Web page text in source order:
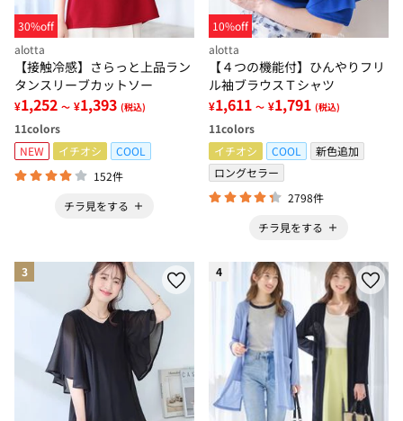
30%off
alotta
【接触冷感】さらっと上品ラン
タンスリーブカットソー
¥1,252 ～ ¥1,393 (税込)
11colors
NEW
イチオシ
COOL
152件
チラ見をする
10%off
alotta
【４つの機能付】ひんやりフリ
ル袖ブラウスＴシャツ
¥1,611 ～ ¥1,791 (税込)
11colors
イチオシ
COOL
新色追加
ロングセラー
2798件
チラ見をする
3 4